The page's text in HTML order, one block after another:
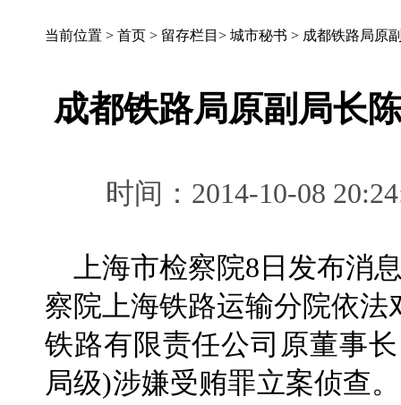
当前位置 > 首页 > 留存栏目 > 城市秘书 > 成都铁路局原
成都铁路局原副局长
时间：2014-10-08
上海市检察院8日发布消
察院上海铁路运输分院依
铁路有限责任公司原董事
局级)涉嫌受贿罪立案侦查